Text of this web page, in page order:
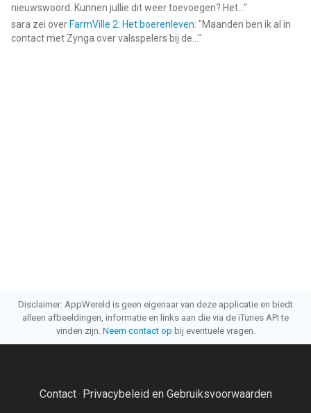
nieuwswoord. Kunnen jullie dit weer toevoegen? Het... "
sara zei over FarmVille 2: Het boerenleven: "Maanden ben ik al in
contact met Zynga over valsspelers bij de... "
Disclaimer: AppWereld is geen eigenaar van deze applicatie en biedt
alleen afbeeldingen, informatie en links aan die via de iTunes API te
vinden zijn. Neem contact op bij eventuele vragen.
Contact· Privacybeleid en Gebruiksvoorwaarden